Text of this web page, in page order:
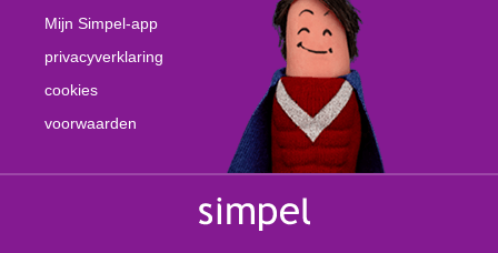
Mijn Simpel-app
privacyverklaring
cookies
voorwaarden